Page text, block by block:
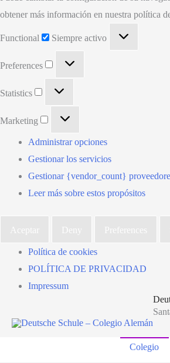
obtener más información en nuestra política
Functional Siempre activo
Preferences
Preferences
Statistics
Statistics
Marketing
Marketing
Administrar opciones
Gestionar los servicios
Gestionar {vendor_count}
Leer más sobre estos propósitos
Aceptar Deny Preferences
Política de cookies
POLÍTICA DE PRIVACIDAD
Impressum
Colegio